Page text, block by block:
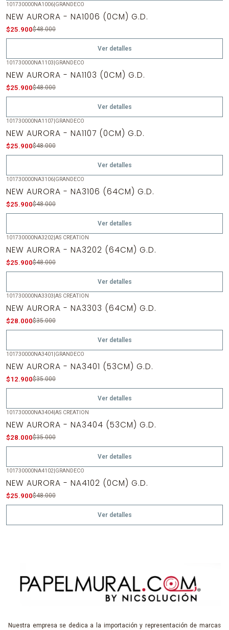
101730000NA1006|GRANDECO
NEW AURORA - NA1006 (0CM) G.D.
$25.900$48.000
Ver detalles
101730000NA1103|GRANDECO
NEW AURORA - NA1103 (0CM) G.D.
$25.900$48.000
Ver detalles
101730000NA1107|GRANDECO
NEW AURORA - NA1107 (0CM) G.D.
$25.900$48.000
Ver detalles
101730000NA3106|GRANDECO
NEW AURORA - NA3106 (64CM) G.D.
$25.900$48.000
Ver detalles
101730000NA3202|AS CREATION
NEW AURORA - NA3202 (64CM) G.D.
$25.900$48.000
Ver detalles
101730000NA3303|AS CREATION
NEW AURORA - NA3303 (64CM) G.D.
$28.000$35.000
Ver detalles
101730000NA3401 |GRANDECO
NEW AURORA - NA3401 (53CM) G.D.
$12.900$35.000
Ver detalles
101730000NA3404|AS CREATION
NEW AURORA - NA3404 (53CM) G.D.
$28.000$35.000
Ver detalles
101730000NA4102|GRANDECO
NEW AURORA - NA4102 (0CM) G.D.
$25.900$48.000
Ver detalles
Nuestra empresa se dedica a la importación y representación de marcas